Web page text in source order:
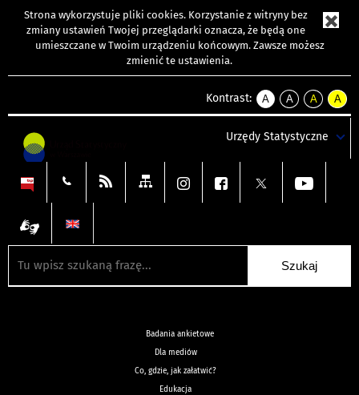
Strona wykorzystuje pliki cookies. Korzystanie z witryny bez
zmiany ustawień Twojej przeglądarki oznacza, że będą one
umieszczane w Twoim urządzeniu końcowym. Zawsze możesz
zmienić te ustawienia.
Kontrast:
A
kontrast
A
kontrast
tekst
czarnym
A
kontrast
tekst
czarnym
A
tekst
żółtym
Urzędy Statystyczne
Badania ankietowe
Dla mediów
Co, gdzie, jak załatwić?
Edukacja